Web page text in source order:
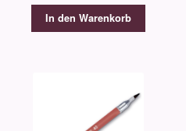
In den Warenkorb